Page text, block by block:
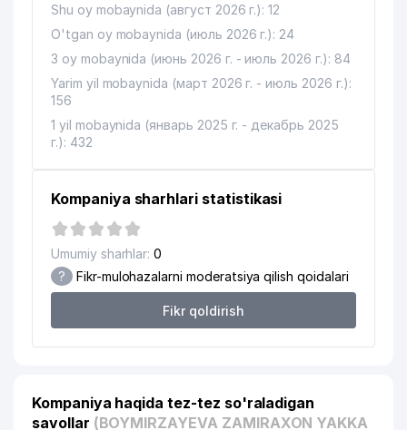
Shu oy mobaynida (август 2026 г.): 12
O'tgan oy mobaynida (июль 2026 г.): 24
3 oy mobaynida (июнь 2026 г. - июль 2026 г.): 84
Yarim yil mobaynida (март 2026 г. - июль 2026 г.):
156
1 yil mobaynida (январь 2025 г. - декабрь 2025
г.): 432
Kompaniya sharhlari statistikasi
Umumiy sharhlar: 0
? Fikr-mulohazalarni moderatsiya qilish qoidalari
Fikr qoldirish
Kompaniya haqida tez-tez so'raladigan
savollar (BOYMIRZAYEVA ZAMIRAXON YAKKA